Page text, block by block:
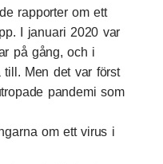
rapporter om ett
I januari 2020 var
på gång, och i
till. Men det var först
pandemi som
om ett virus i